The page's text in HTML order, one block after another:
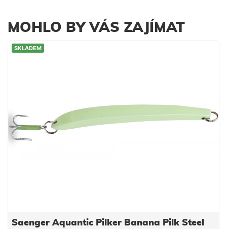
MOHLO BY VÁS ZAJÍMAT
SKLADEM
Saenger Aquantic Pilker Banana Pilk Steel